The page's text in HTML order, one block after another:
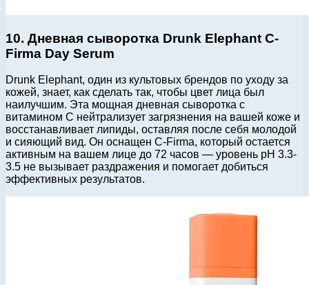
10. Дневная сыворотка Drunk Elephant C-
Firma Day Serum
Drunk Elephant, один из культовых брендов по уходу за
кожей, знает, как сделать так, чтобы цвет лица был
наилучшим. Эта мощная дневная сыворотка с
витамином С нейтрализует загрязнения на вашей коже и
восстанавливает липиды, оставляя после себя молодой
и сияющий вид. Он оснащен C-Firma, который остается
активным на вашем лице до 72 часов — уровень pH 3.3-
3.5 не вызывает раздражения и помогает добиться
эффективных результатов.